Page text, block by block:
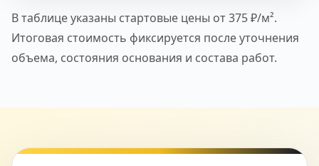
В таблице указаны стартовые цены от 375 ₽/м².
Итоговая стоимость фиксируется после уточнения
объема, состояния основания и состава работ.